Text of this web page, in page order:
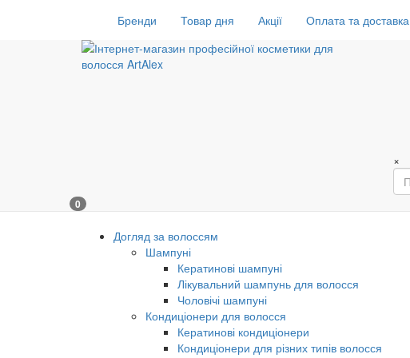
Бренди Товар дня Акції Оплата та доставка
×
0
Догляд за волоссям
Шампуні
Кератинові шампуні
Лікувальний шампунь для волосся
Чоловічі шампуні
Кондиціонери для волосся
Кератинові кондиціонери
Кондиціонери для різних типів волосся